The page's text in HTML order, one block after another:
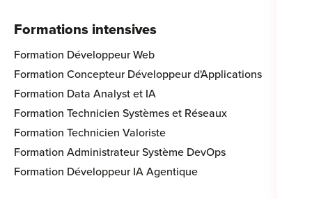
Formations intensives
Formation Développeur Web
Formation Concepteur Développeur d'Applications
Formation Data Analyst et IA
Formation Technicien Systèmes et Réseaux
Formation Technicien Valoriste
Formation Administrateur Système DevOps
Formation Développeur IA Agentique